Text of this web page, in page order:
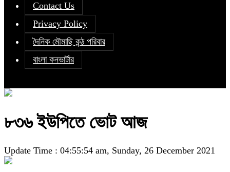
Contact Us
Privacy Policy
দৈনিক মৌমাছি কন্ঠ পরিবার
বাংলা কনভার্টার
৮৩৬ ইউপিতে ভোট আজ
Update Time : 04:55:54 am, Sunday, 26 December 2021